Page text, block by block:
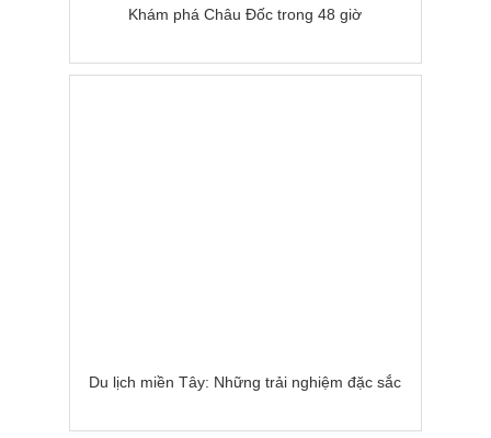
Khám phá Châu Đốc trong 48 giờ
Du lịch miền Tây: Những trải nghiệm đặc sắc